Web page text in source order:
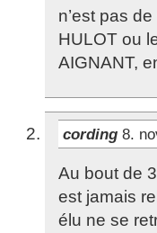
n’est pas
HULOT ou
AIGNANT,
cording 8.
Au bout de
est jamais
élu ne se